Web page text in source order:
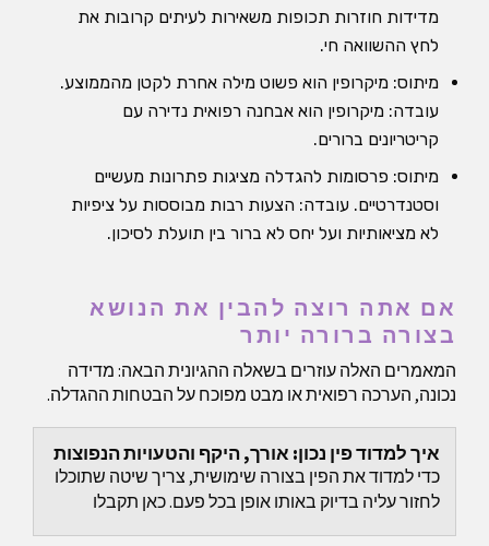
מדידות חוזרות תכופות משאירות לעיתים קרובות את
לחץ ההשוואה חי.
מיתוס: מיקרופין הוא פשוט מילה אחרת לקטן מהממוצע.
עובדה: מיקרופין הוא אבחנה רפואית נדירה עם
קריטריונים ברורים.
מיתוס: פרסומות להגדלה מציגות פתרונות מעשיים
וסטנדרטיים. עובדה: הצעות רבות מבוססות על ציפיות
לא מציאותיות ועל יחס לא ברור בין תועלת לסיכון.
אם אתה רוצה להבין את הנושא
בצורה ברורה יותר
המאמרים האלה עוזרים בשאלה ההגיונית הבאה: מדידה
נכונה, הערכה רפואית או מבט מפוכח על הבטחות ההגדלה.
איך למדוד פין נכון: אורך, היקף והטעויות הנפוצות
כדי למדוד את הפין בצורה שימושית, צריך שיטה שתוכלו
לחזור עליה בדיוק באותו אופן בכל פעם. כאן תקבלו